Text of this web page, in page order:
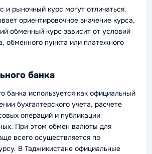
и рыночный курс могут отличаться.
ориентировочное значение курса,
обменный курс зависит от условий
обменного пункта или платежного
банка
банка используется как официальный
бухгалтерского учета, расчете
операций и публикации
При этом обмен валюты для
всего осуществляется по
В Таджикистане официальные